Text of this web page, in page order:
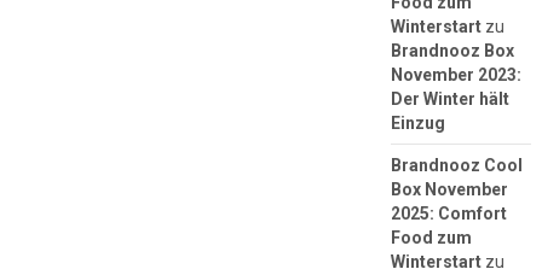
Winterstartzu
Brandnooz Box
November 2023:
Der Winter hält
Einzug
Brandnooz Cool
Box November
2025: Comfort
Food zum
Winterstartzu